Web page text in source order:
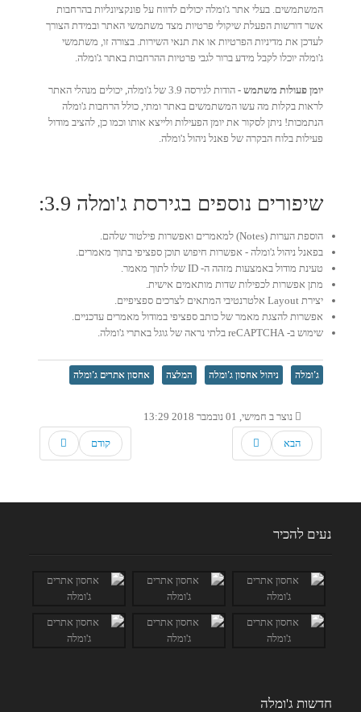
המשתמשים. בעלי אתר ג'ומלה יכולים לדווח על פונקציונליות בהרחבות
אשר דורשות הפעלת שיקולי פרטיות מצד משתמשי האתר ובמידת הצורך
לעדכן את מדיניות הפרטיות או את תנאי השירות. בצורה זו, משתמשי
ג'ומלה יוכלו לקבל מידע ברור לגבי פרטיות ההרחבות באתר ג'ומלה.
יומן פעולות משתמש -
הודות לגירסה 3.9 של ג'ומלה, יכולים מנהלי האתר
לראות בקלות מה עשו המשתמשים באתר ומתי, כולל הרחבות ג'ומלה
הנתמכות! ניתן לסקור את יומן הפעילות ולייצא אותו וכמו כן, להציב מודול
פעילות בלוח הבקרה של פאנל ניהול ג'ומלה.
שיפורים נוספים בגירסת ג'ומלה 3.9:
הוספת הערות (Notes) למאמרים ואפשרות פילטור שלהם.
בפאנל ניהול ג'ומלה - אפשרות חיפוש תוכן ספציפי בתוך מאמרים.
טעינת מודול באמצעות מזהה ה- ID שלו לתוך מאמר.
מתן אפשרות לכפילות שדות מותאמים אישית.
יצירת Layout אלטרנטיבי המתאים לצרכים ספציפיים.
אפשרות להצגת מאמר של כותב ספציפי במודול מאמרים עדכניים.
שימוש ב- reCAPTCHA בלתי נראה של גוגל באתרי ג'ומלה.
ג'ומלה ניהול אחסון ג'ומלה המלצה אחסון אתרים ג'ומלה
נוצר ב חמישי, 01 נובמבר 2018 13:29
קודם הבא
נעים להכיר
חדשות ג'ומלה